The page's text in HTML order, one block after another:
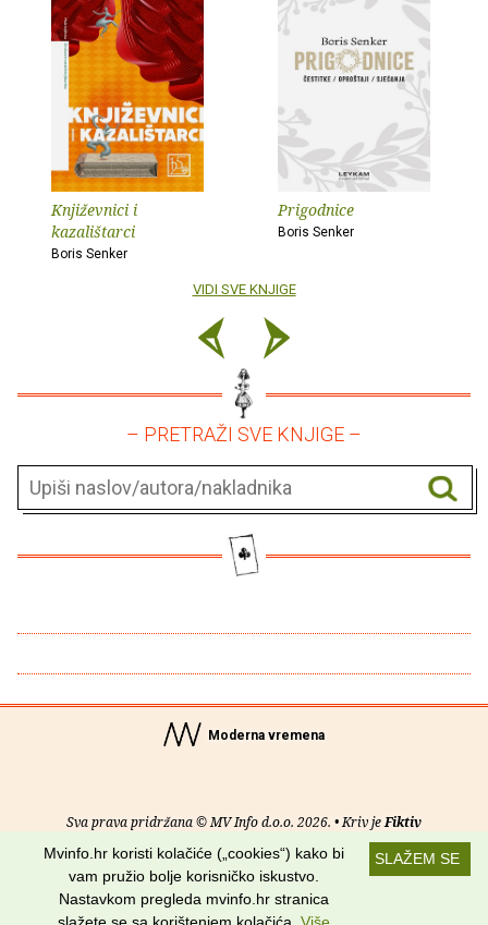
Književnici i
kazalištarci
Boris Senker
Prigodnice
Boris Senker
VIDI SVE KNJIGE
– PRETRAŽI SVE KNJIGE –
Moderna vremena
Sva prava pridržana © MV Info d.o.o. 2026. • Kriv jeFiktiv
Uvjeti korištenja RSS kanali
Potraži nas na:
SLAŽEM SE
Mvinfo.hr koristi kolačiće („cookies“) kako bi
vam pružio bolje korisničko iskustvo.
Nastavkom pregleda mvinfo.hr stranica